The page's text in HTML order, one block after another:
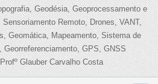
Geodésia, Geoprocessamento e
Remoto, Drones, VANT,
Geomática, Mapeamento, Sistema de
Georreferenciamento, GPS, GNSS
Glauber Carvalho Costa